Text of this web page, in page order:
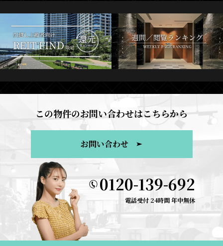
この物件のお問い合わせはこちらから
お問い合わせ
0120-139-692
電話受付 24時間 年中無休